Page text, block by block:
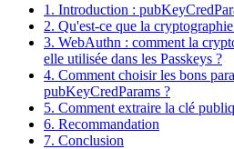
1. Introduction :
2. Qu'est-ce que la
3. WebAuthn : comment la
elle utilisée dans les Passkeys ?
4. Comment choisir les bons
pubKeyCredParams ?
5. Comment extraire la clé
6. Recommandation
7. Conclusion